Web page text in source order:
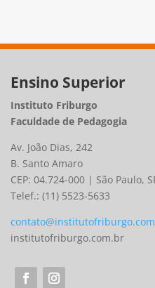
Ensino Superior
Instituto Friburgo
Faculdade de Pedagogia
Av. João Dias, 242
B. Santo Amaro
CEP: 04.724-000 | São Paulo,
Telef.: (11) 5523-5633
institutofriburgo.com.br